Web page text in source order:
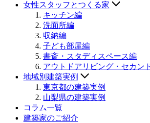
女性スタッフとつくる家
キッチン編
洗面所編
収納編
子ども部屋編
書斎・スタディスペース編
アウトドアリビング・セカン
地域別建築実例
東京都の建築実例
山梨県の建築実例
コラム一覧
建築家のご紹介